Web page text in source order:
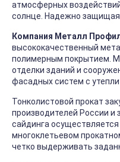
атмосферных
солнце. Надежно
Компания Металл
высококачественный
полимерным покрытием.
отделки зданий и
фасадных систем с
Тонколистовой прокат
производителей России и
сайдинга
многоклетьевом
четко выдерживать